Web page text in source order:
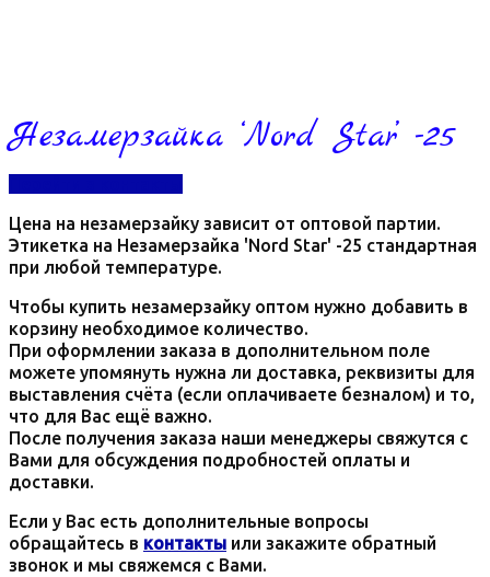
Незамерзайка ‘Nord Star’ -25
Цена на незамерзайку зависит от оптовой партии.
Этикетка на Незамерзайка 'Nord Star' -25 стандартная
при любой температуре.
Чтобы купить незамерзайку оптом нужно добавить в
корзину необходимое количество.
При оформлении заказа в дополнительном поле
можете упомянуть нужна ли доставка, реквизиты для
выставления счёта (если оплачиваете безналом) и то,
что для Вас ещё важно.
После получения заказа наши менеджеры свяжутся с
Вами для обсуждения подробностей оплаты и
доставки.
Если у Вас есть дополнительные вопросы
обращайтесь в контакты или закажите обратный
звонок и мы свяжемся с Вами.